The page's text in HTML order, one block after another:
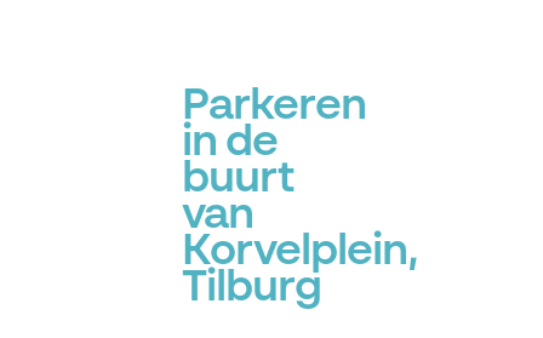
Parkeren
in de
buurt
van
Korvelplein,
Tilburg